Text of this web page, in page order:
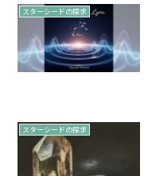
スターシードの探求
スターシードの探求